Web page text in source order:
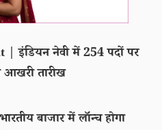
इंडियन नेवी में 254 पदों पर
तारीख
बाजार में लॉन्च होगा